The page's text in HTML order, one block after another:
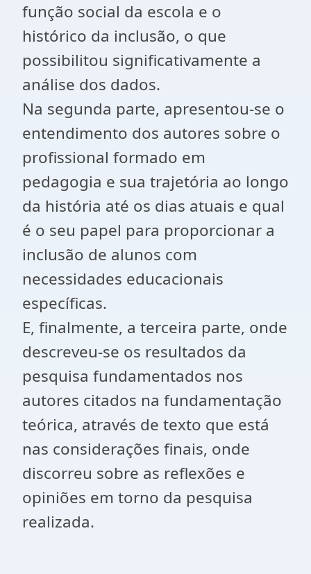
função social da escola e o
histórico da inclusão, o que
possibilitou significativamente a
análise dos dados.
Na segunda parte, apresentou-se o
entendimento dos autores sobre o
profissional formado em
pedagogia e sua trajetória ao longo
da história até os dias atuais e qual
é o seu papel para proporcionar a
inclusão de alunos com
necessidades educacionais
específicas.
E, finalmente, a terceira parte, onde
descreveu-se os resultados da
pesquisa fundamentados nos
autores citados na fundamentação
teórica, através de texto que está
nas considerações finais, onde
discorreu sobre as reflexões e
opiniões em torno da pesquisa
realizada.